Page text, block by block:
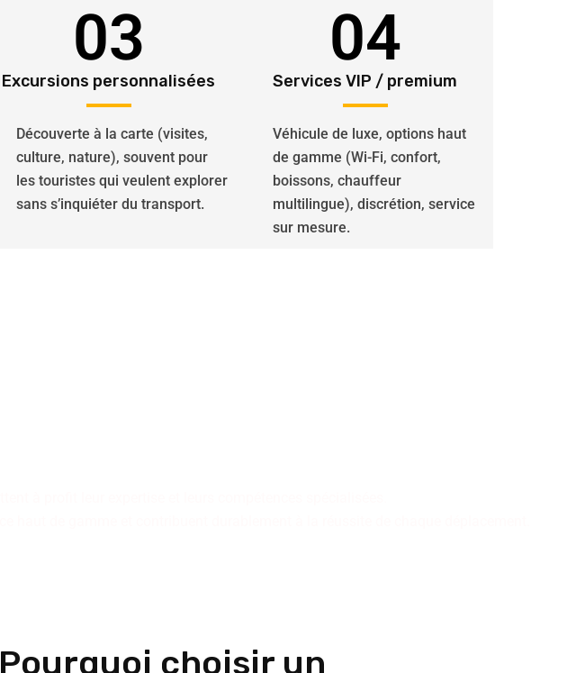
03
Excursions personnalisées
Découverte à la carte (visites,
culture, nature), souvent pour
les touristes qui veulent explorer
sans s’inquiéter du transport.
04
Services VIP / premium
Véhicule de luxe, options haut
de gamme (Wi-Fi, confort,
boissons, chauffeur
multilingue), discrétion, service
sur mesure.
Pourquoi choisir un